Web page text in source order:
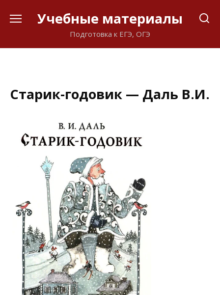
Учебные материалы
Подготовка к ЕГЭ, ОГЭ
Старик-годовик — Даль В.И.